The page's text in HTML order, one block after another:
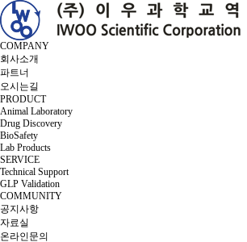
COMPANY
회사소개
파트너
오시는길
PRODUCT
Animal Laboratory
Drug Discovery
BioSafety
Lab Products
SERVICE
Technical Support
GLP Validation
COMMUNITY
공지사항
자료실
온라인문의